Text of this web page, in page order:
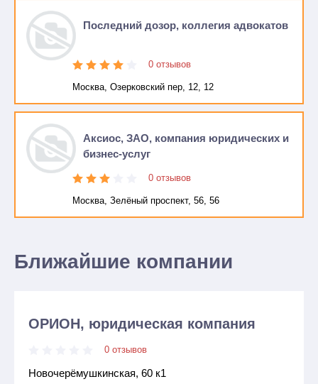
Последний дозор, коллегия адвокатов
0 отзывов
Москва, Озерковский пер, 12, 12
Аксиос, ЗАО, компания юридических и
бизнес-услуг
0 отзывов
Москва, Зелёный проспект, 56, 56
Ближайшие компании
ОРИОН, юридическая компания
0 отзывов
Новочерёмушкинская, 60 к1